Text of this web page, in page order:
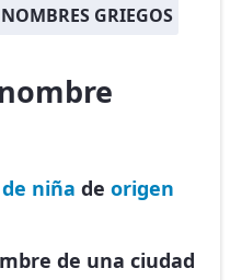
NOMBRES GRIEGOS
niña de origen
de una ciudad